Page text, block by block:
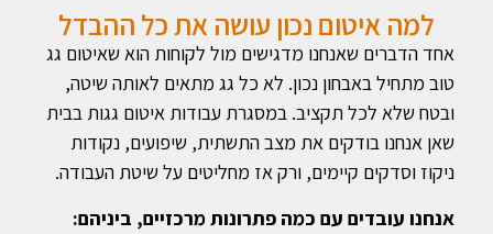
למה איטום נכון עושה את כל ההבדל
אחד הדברים שאנחנו מדגישים מול לקוחות הוא שאיטום גג
טוב מתחיל באבחון נכון. לא כל גג מתאים לאותה שיטה,
ובטח שלא לכל תקציב. במסגרת עבודות איטום גגות בבית
שאן אנחנו בודקים את מצב התשתית, שיפועים, נקודות
ניקוז וסדקים קיימים, ורק אז מחליטים על שיטת העבודה.
אנחנו עובדים עם כמה פתרונות מרכזיים, ביניהם: